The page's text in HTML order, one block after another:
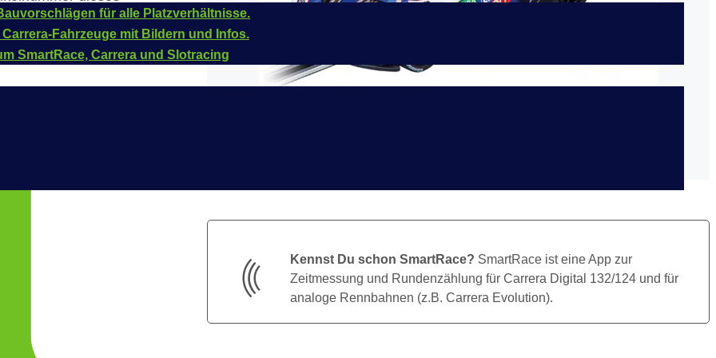
für alle Platzverhältnisse.
Fahrzeuge mit Bildern und Infos.
SmartRace, Carrera und Slotracing
Kennst Du schon SmartRace? SmartRace ist eine App zur
Zeitmessung und Rundenzählung für Carrera Digital 132/124 und für
analoge Rennbahnen (z.B. Carrera Evolution).